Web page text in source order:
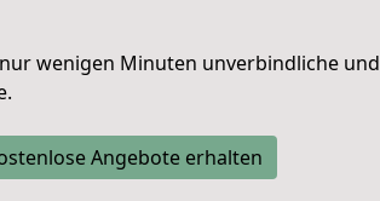
wenigen Minuten unverbindliche und
Angebote erhalten